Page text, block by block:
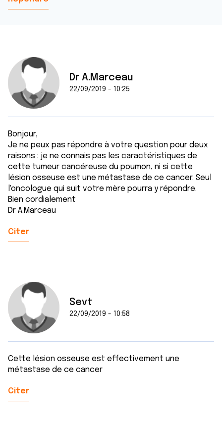
Dr A.Marceau
22/09/2019 - 10:25
Bonjour,
Je ne peux pas répondre à votre question pour deux
raisons : je ne connais pas les caractéristiques de
cette tumeur cancéreuse du poumon, ni si cette
lésion osseuse est une métastase de ce cancer. Seul
l'oncologue qui suit votre mère pourra y répondre.
Bien cordialement
Dr A.Marceau
Citer
Sevt
22/09/2019 - 10:58
Cette lésion osseuse est effectivement une
métastase de ce cancer
Citer